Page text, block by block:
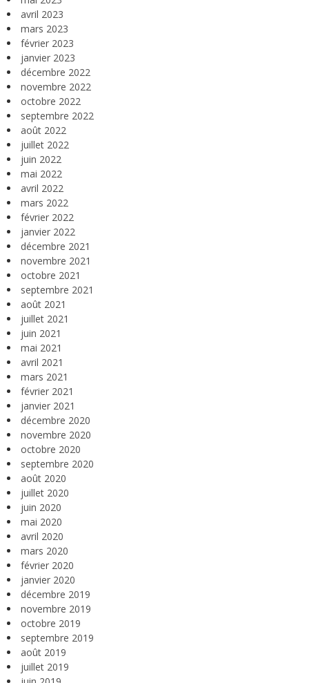
avril 2023
mars 2023
février 2023
janvier 2023
décembre 2022
novembre 2022
octobre 2022
septembre 2022
août 2022
juillet 2022
juin 2022
mai 2022
avril 2022
mars 2022
février 2022
janvier 2022
décembre 2021
novembre 2021
octobre 2021
septembre 2021
août 2021
juillet 2021
juin 2021
mai 2021
avril 2021
mars 2021
février 2021
janvier 2021
décembre 2020
novembre 2020
octobre 2020
septembre 2020
août 2020
juillet 2020
juin 2020
mai 2020
avril 2020
mars 2020
février 2020
janvier 2020
décembre 2019
novembre 2019
octobre 2019
septembre 2019
août 2019
juillet 2019